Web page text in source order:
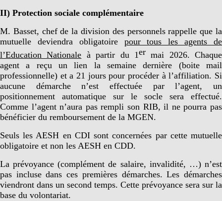
II) Protection sociale complémentaire
M. Basset, chef de la division des personnels rappelle que la
mutuelle deviendra obligatoire pour tous les agents de
l’Education Nationale à partir du 1ermai 2026. Chaque
agent a reçu un lien la semaine dernière (boite mail
professionnelle) et a 21 jours pour procéder à l’affiliation. Si
aucune démarche n’est effectuée par l’agent, un
positionnement automatique sur le socle sera effectué.
Comme l’agent n’aura pas rempli son RIB, il ne pourra pas
bénéficier du remboursement de la MGEN.
Seuls les AESH en CDI sont concernées par cette mutuelle
obligatoire et non les AESH en CDD.
La prévoyance (complément de salaire, invalidité, …) n’est
pas incluse dans ces premières démarches. Les démarches
viendront dans un second temps. Cette prévoyance sera sur la
base du volontariat.